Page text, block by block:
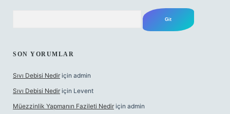
SON YORUMLAR
Sıvı Debisi Nedir için admin
Sıvı Debisi Nedir için Levent
Müezzinlik Yapmanın Fazileti Nedir için admin